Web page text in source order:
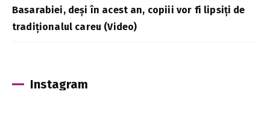
Basarabiei, deși în acest an, copiii vor fi lipsiți de
tradiționalul careu (Video)
Instagram